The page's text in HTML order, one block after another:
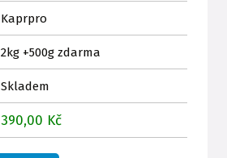
Kaprpro
2kg +500g zdarma
Skladem
390,00 Kč